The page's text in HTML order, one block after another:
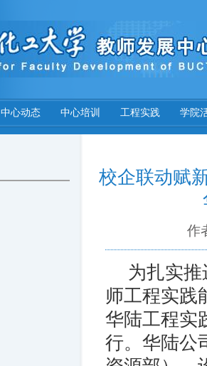
中心动态 中心培训 工程实践 学院
校企联动赋
作
为扎实
师工程实践
华陆工程实
行。华陆公